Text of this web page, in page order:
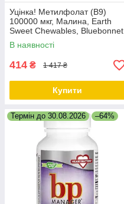
Уцінка! Метилфолат (B9)
100000 мкг, Малина, Earth
Sweet Chewables, Bluebonnet
Nutrition, 90 жувальних
таблеток
В наявності
414 ₴ 1 417 ₴
Купити
Термін до 30.08.2026 –64%